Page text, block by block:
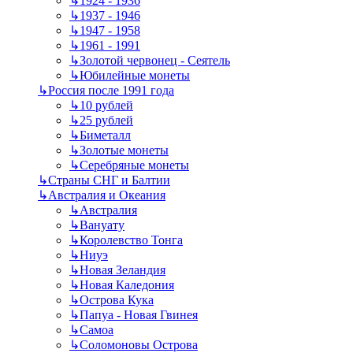
↳1937 - 1946
↳1947 - 1958
↳1961 - 1991
↳Золотой червонец - Сеятель
↳Юбилейные монеты
↳Россия после 1991 года
↳10 рублей
↳25 рублей
↳Биметалл
↳Золотые монеты
↳Серебряные монеты
↳Страны СНГ и Балтии
↳Австралия и Океания
↳Австралия
↳Вануату
↳Королевство Тонга
↳Ниуэ
↳Новая Зеландия
↳Новая Каледония
↳Острова Кука
↳Папуа - Новая Гвинея
↳Самоа
↳Соломоновы Острова